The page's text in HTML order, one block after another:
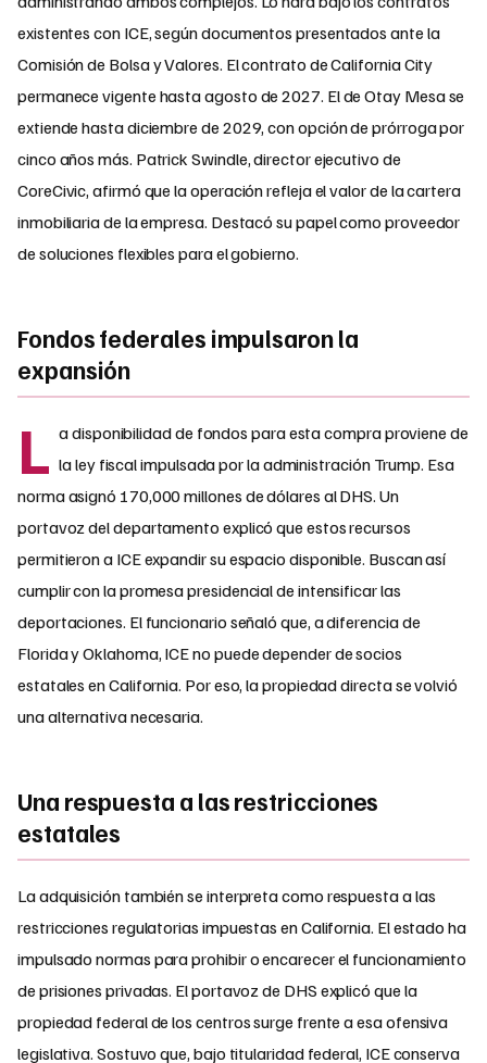
existentes con ICE, según documentos presentados ante la
Comisión de Bolsa y Valores. El contrato de California City
permanece vigente hasta agosto de 2027. El de Otay Mesa se
extiende hasta diciembre de 2029, con opción de prórroga por
cinco años más. Patrick Swindle, director ejecutivo de
CoreCivic, afirmó que la operación refleja el valor de la cartera
inmobiliaria de la empresa. Destacó su papel como proveedor
de soluciones flexibles para el gobierno.
Fondos federales impulsaron la
expansión
L a disponibilidad de fondos para esta compra proviene de
la ley fiscal impulsada por la administración Trump. Esa
norma asignó 170,000 millones de dólares al DHS. Un
portavoz del departamento explicó que estos recursos
permitieron a ICE expandir su espacio disponible. Buscan así
cumplir con la promesa presidencial de intensificar las
deportaciones. El funcionario señaló que, a diferencia de
Florida y Oklahoma, ICE no puede depender de socios
estatales en California. Por eso, la propiedad directa se volvió
una alternativa necesaria.
Una respuesta a las restricciones
estatales
La adquisición también se interpreta como respuesta a las
restricciones regulatorias impuestas en California. El estado ha
impulsado normas para prohibir o encarecer el funcionamiento
de prisiones privadas. El portavoz de DHS explicó que la
propiedad federal de los centros surge frente a esa ofensiva
legislativa. Sostuvo que, bajo titularidad federal, ICE conserva